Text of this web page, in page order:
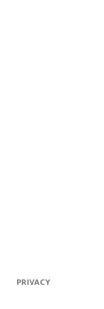
PRIVACY